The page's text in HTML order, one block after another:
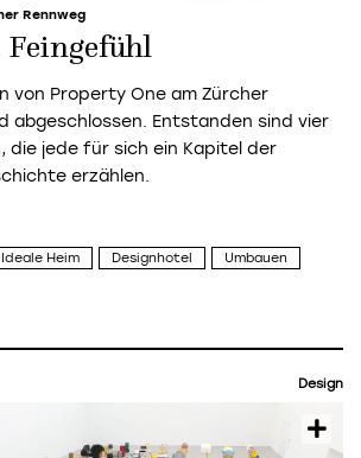
Rennweg
von Property One am Zürcher
abgeschlossen. Entstanden sind vier
die jede für sich ein Kapitel der
erzählen.
Ideale Heim Designhotel Umbauen
Design